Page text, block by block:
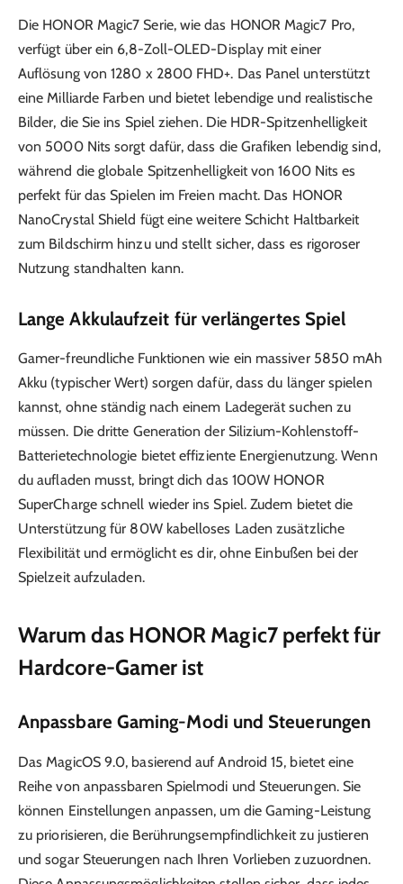
Die HONOR Magic7 Serie, wie das HONOR Magic7 Pro,
verfügt über ein 6,8-Zoll-OLED-Display mit einer
Auflösung von 1280 x 2800 FHD+. Das Panel unterstützt
eine Milliarde Farben und bietet lebendige und realistische
Bilder, die Sie ins Spiel ziehen. Die HDR-Spitzenhelligkeit
von 5000 Nits sorgt dafür, dass die Grafiken lebendig sind,
während die globale Spitzenhelligkeit von 1600 Nits es
perfekt für das Spielen im Freien macht. Das HONOR
NanoCrystal Shield fügt eine weitere Schicht Haltbarkeit
zum Bildschirm hinzu und stellt sicher, dass es rigoroser
Nutzung standhalten kann.
Lange Akkulaufzeit für verlängertes Spiel
Gamer-freundliche Funktionen wie ein massiver 5850 mAh
Akku (typischer Wert) sorgen dafür, dass du länger spielen
kannst, ohne ständig nach einem Ladegerät suchen zu
müssen. Die dritte Generation der Silizium-Kohlenstoff-
Batterietechnologie bietet effiziente Energienutzung. Wenn
du aufladen musst, bringt dich das 100W HONOR
SuperCharge schnell wieder ins Spiel. Zudem bietet die
Unterstützung für 80W kabelloses Laden zusätzliche
Flexibilität und ermöglicht es dir, ohne Einbußen bei der
Spielzeit aufzuladen.
Warum das HONOR Magic7 perfekt für
Hardcore-Gamer ist
Anpassbare Gaming-Modi und Steuerungen
Das MagicOS 9.0, basierend auf Android 15, bietet eine
Reihe von anpassbaren Spielmodi und Steuerungen. Sie
können Einstellungen anpassen, um die Gaming-Leistung
zu priorisieren, die Berührungsempfindlichkeit zu justieren
und sogar Steuerungen nach Ihren Vorlieben zuzuordnen.